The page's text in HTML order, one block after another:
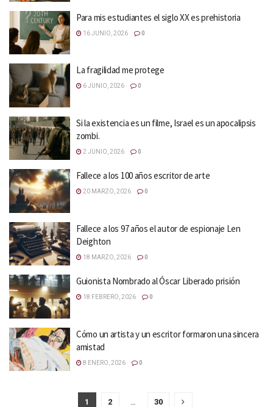
Para mis estudiantes el siglo XX es prehistoria
16 JUNIO, 2026 0
La fragilidad me protege
6 JUNIO, 2026 0
Si la existencia es un filme, Israel es un apocalipsis
zombi.
2 JUNIO, 2026 0
Fallece a los 100 años escritor de arte
20 MARZO, 2026 0
Fallece a los 97 años el autor de espionaje Len
Deighton
18 MARZO, 2026 0
Guionista Nombrado al Óscar Liberado prisión
18 FEBRERO, 2026 0
Cómo un artista y un escritor formaron una sincera
amistad
8 ENERO, 2026 0
1 2 … 30